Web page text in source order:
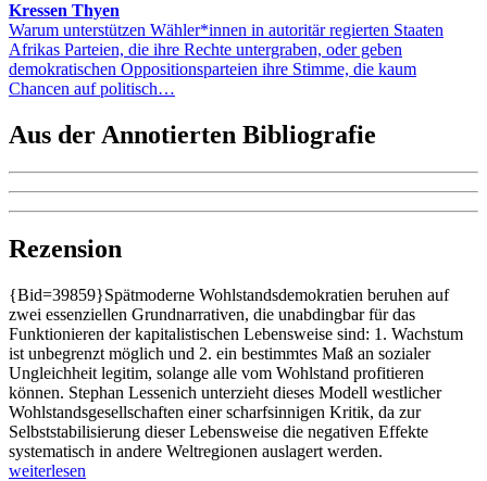
Kressen Thyen
Warum unterstützen Wähler*innen in autoritär regierten Staaten
Afrikas Parteien, die ihre Rechte untergraben, oder geben
demokratischen Oppositionsparteien ihre Stimme, die kaum
Chancen auf politisch…
Aus der Annotierten Bibliografie
Rezension
{Bid=39859}Spätmoderne Wohlstandsdemokratien beruhen auf
zwei essenziellen Grundnarrativen, die unabdingbar für das
Funktionieren der kapitalistischen Lebensweise sind: 1. Wachstum
ist unbegrenzt möglich und 2. ein bestimmtes Maß an sozialer
Ungleichheit legitim, solange alle vom Wohlstand profitieren
können. Stephan Lessenich unterzieht dieses Modell westlicher
Wohlstandsgesellschaften einer scharfsinnigen Kritik, da zur
Selbststabilisierung dieser Lebensweise die negativen Effekte
systematisch in andere Weltregionen auslagert werden.
weiterlesen